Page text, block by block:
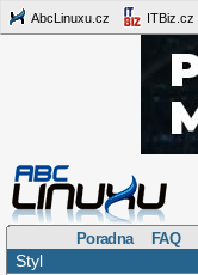
AbcLinuxu.cz ITBiz.cz
Poradna FAQ
Styl